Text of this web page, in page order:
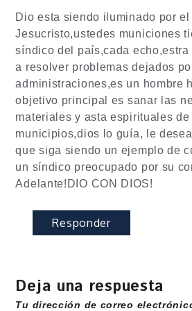
Dio esta siendo iluminado por el
Jesucristo,ustedes municiones
síndico del país,cada
a resolver problemas dejados
administraciones,es un hombre
objetivo principal es sanar las
materiales y asta espirituales de
municipios,dios lo guía, le
que siga siendo un ejemplo de
un síndico preocupado por su
Adelante!DIO CON DIOS!
Responder
Deja una respuesta
Tu dirección de correo